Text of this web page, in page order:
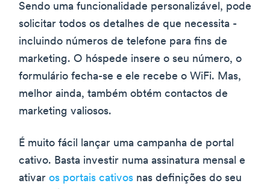
Sendo uma funcionalidade personalizável, pode
solicitar todos os detalhes de que necessita -
incluindo números de telefone para fins de
marketing. O hóspede insere o seu número, o
formulário fecha-se e ele recebe o WiFi. Mas,
melhor ainda, também obtém contactos de
marketing valiosos.
É muito fácil lançar uma campanha de portal
cativo. Basta investir numa assinatura mensal e
ativar os portais cativos nas definições do seu